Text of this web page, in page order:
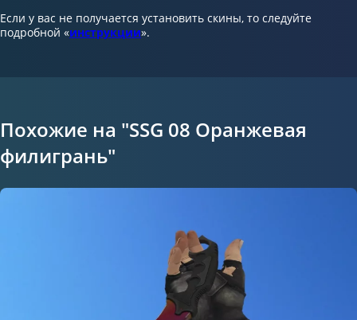
Если у вас не получается установить скины, то следуйте
подробной «инструкции».
Похожие на "SSG 08 Оранжевая
филигрань"